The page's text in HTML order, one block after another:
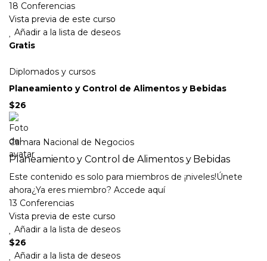
18 Conferencias
Vista previa de este curso
Añadir a la lista de deseos
Gratis
Diplomados y cursos
Planeamiento y Control de Alimentos y Bebidas
$26
Camara Nacional de Negocios
Planeamiento y Control de Alimentos y Bebidas
Este contenido es solo para miembros de ¡niveles!Únete
ahora¿Ya eres miembro? Accede aquí
13 Conferencias
Vista previa de este curso
Añadir a la lista de deseos
$26
Añadir a la lista de deseos